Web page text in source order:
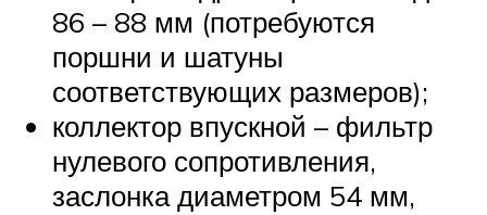
86 – 88 мм (потребуются
поршни и шатуны
соответствующих размеров);
коллектор впускной – фильтр
нулевого сопротивления,
заслонка диаметром 54 мм,